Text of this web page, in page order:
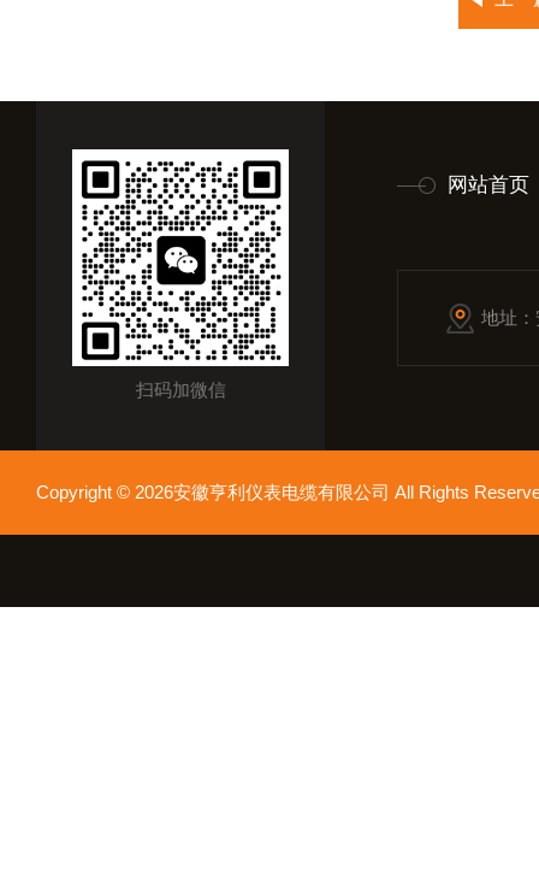
扫码加微信
网站首页
地址
Copyright © 2026安徽亨利仪表电缆有限公司 All Rights